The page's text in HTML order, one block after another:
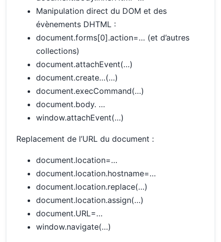
Manipulation direct du DOM et des
évènements DHTML :
document.forms[0].action=… (et d’autres
collections)
document.attachEvent(…)
document.create…(…)
document.execCommand(…)
document.body. …
window.attachEvent(…)
Replacement de l’URL du document :
document.location=…
document.location.hostname=…
document.location.replace(…)
document.location.assign(…)
document.URL=…
window.navigate(…)